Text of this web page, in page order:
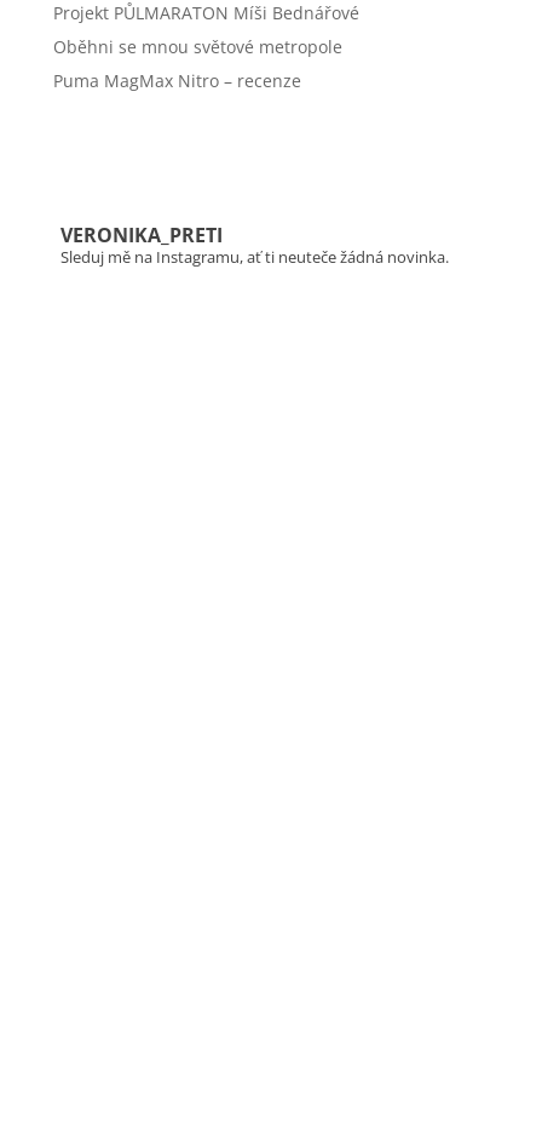
Projekt PŮLMARATON Míši Bednářové
Oběhni se mnou světové metropole
Puma MagMax Nitro – recenze
VERONIKA_PRETI
Sleduj mě na Instagramu, ať ti neuteče žádná novinka.